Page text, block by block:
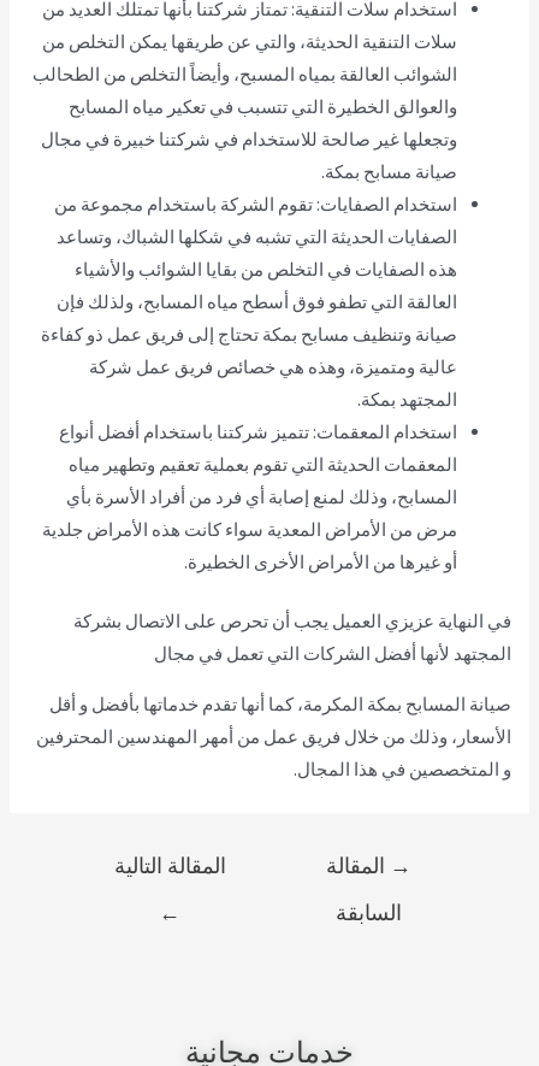
استخدام سلات التنقية: تمتاز شركتنا بأنها تمتلك العديد من
سلات التنقية الحديثة، والتي عن طريقها يمكن التخلص من
الشوائب العالقة بمياه المسبح، وأيضاً التخلص من الطحالب
والعوالق الخطيرة التي تتسبب في تعكير مياه المسابح
وتجعلها غير صالحة للاستخدام في شركتنا خبيرة في مجال
صيانة مسابح بمكة.
استخدام الصفايات: تقوم الشركة باستخدام مجموعة من
الصفايات الحديثة التي تشبه في شكلها الشباك، وتساعد
هذه الصفايات في التخلص من بقايا الشوائب والأشياء
العالقة التي تطفو فوق أسطح مياه المسابح، ولذلك فإن
صيانة وتنظيف مسابح بمكة تحتاج إلى فريق عمل ذو كفاءة
عالية ومتميزة، وهذه هي خصائص فريق عمل شركة
المجتهد بمكة.
استخدام المعقمات: تتميز شركتنا باستخدام أفضل أنواع
المعقمات الحديثة التي تقوم بعملية تعقيم وتطهير مياه
المسابح، وذلك لمنع إصابة أي فرد من أفراد الأسرة بأي
مرض من الأمراض المعدية سواء كانت هذه الأمراض جلدية
أو غيرها من الأمراض الأخرى الخطيرة.
في النهاية عزيزي العميل يجب أن تحرص على الاتصال بشركة
المجتهد لأنها أفضل الشركات التي تعمل في مجال
صيانة المسابح بمكة المكرمة، كما أنها تقدم خدماتها بأفضل و أقل
الأسعار، وذلك من خلال فريق عمل من أمهر المهندسين المحترفين
و المتخصصين في هذا المجال.
→ المقالة
السابقة
المقالة التالية
←
خدمات مجانية